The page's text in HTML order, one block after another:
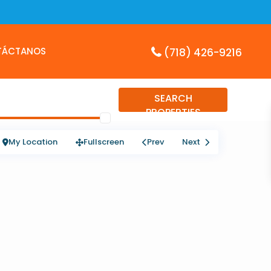
(718) 426-9216
SEARCH
PROPERTIES
My Location Fullscreen Prev Next